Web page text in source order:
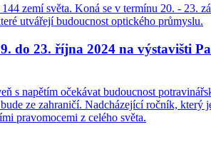
zemí světa. Koná se v termínu 20. - 23.
utvářejí budoucnost optického průmyslu.
do 23. října 2024 na výstavišti
s napětím očekávat budoucnost
ze zahraničí. Nadcházející ročník, který
pravomocemi z celého světa.